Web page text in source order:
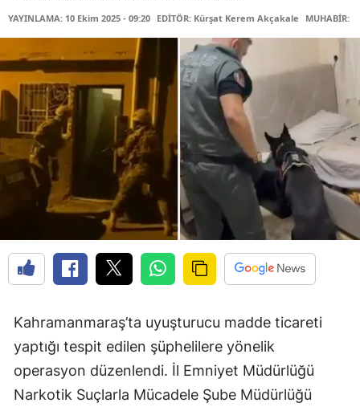
YAYINLAMA: 10 Ekim 2025 - 09:20 EDİTÖR: Kürşat Kerem Akçakale MUHABİR:
Kahramanmaraş’ta uyuşturucu madde ticareti
yaptığı tespit edilen şüphelilere yönelik
operasyon düzenlendi. İl Emniyet Müdürlüğü
Narkotik Suçlarla Mücadele Şube Müdürlüğü